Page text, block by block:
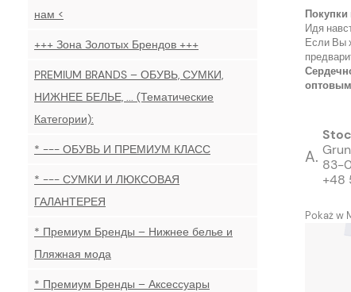
нам <
+++ Зона Золотых Брендов +++
PREMIUM BRANDS – ОБУВЬ, СУМКИ,
НИЖНЕЕ БЕЛЬЕ, ... (Тематические
Категории):
* --- ОБУВЬ И ПРЕМИУМ КЛАСС
* --- СУМКИ И ЛЮКСОВАЯ
ГАЛАНТЕРЕЯ
* Премиум Бренды – Нижнее белье и
Пляжная мода
* Премиум Бренды – Аксессуары
Покупки
Идя
Если Вы
A. 83-
+48
Pokaż w